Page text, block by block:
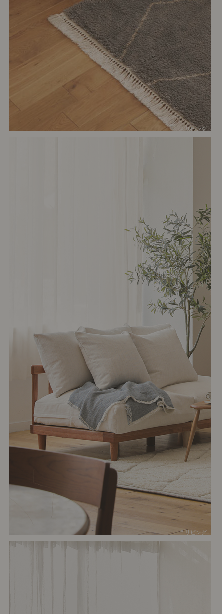
# リビング
# リビング